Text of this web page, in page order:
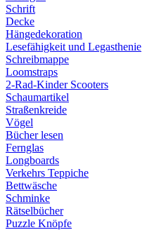
Schrift
Decke
Hängedekoration
Lesefähigkeit und Legasthenie
Schreibmappe
Loomstraps
2-Rad-Kinder Scooters
Schaumartikel
Straßenkreide
Vögel
Bücher lesen
Fernglas
Longboards
Verkehrs Teppiche
Bettwäsche
Schminke
Rätselbücher
Puzzle Knöpfe